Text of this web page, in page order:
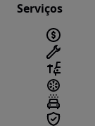
Serviços